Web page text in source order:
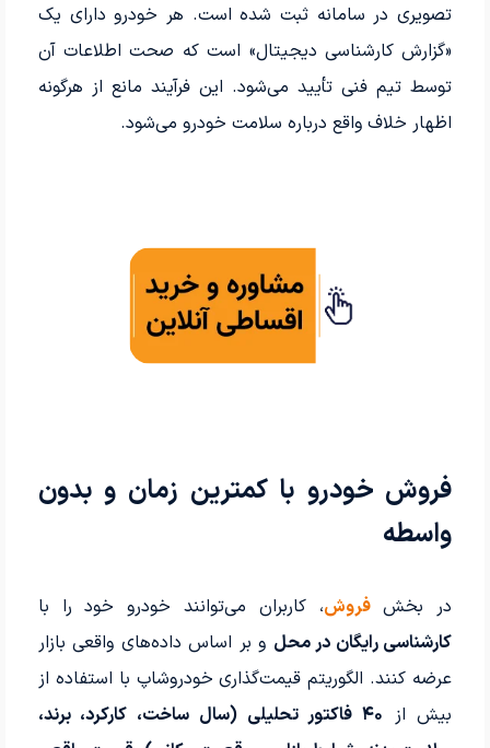
تصویری در سامانه ثبت شده است. هر خودرو دارای یک
«گزارش کارشناسی دیجیتال» است که صحت اطلاعات آن
توسط تیم فنی تأیید می‌شود. این فرآیند مانع از هرگونه
اظهار خلاف واقع درباره سلامت خودرو می‌شود.
فروش خودرو با کمترین زمان و بدون
واسطه
در بخشفروش، کاربران می‌توانند خودرو خود را با
کارشناسی رایگان در محل و بر اساس داده‌های واقعی بازار
عرضه کنند. الگوریتم قیمت‌گذاری خودروشاپ با استفاده از
بیش از
۴۰ فاکتور تحلیلی (سال ساخت، کارکرد، برند،